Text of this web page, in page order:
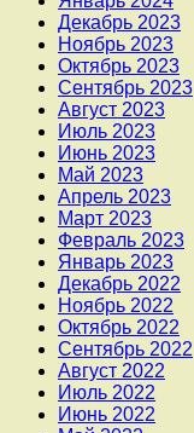
Декабрь 2023
Ноябрь 2023
Октябрь 2023
Сентябрь 2023
Август 2023
Июль 2023
Июнь 2023
Май 2023
Апрель 2023
Март 2023
Февраль 2023
Январь 2023
Декабрь 2022
Ноябрь 2022
Октябрь 2022
Сентябрь 2022
Август 2022
Июль 2022
Июнь 2022